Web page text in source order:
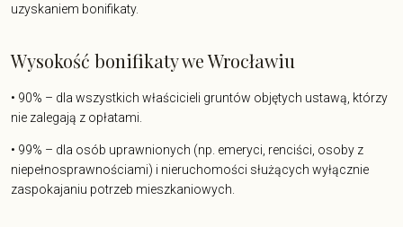
uzyskaniem bonifikaty.
Wysokość bonifikaty we Wrocławiu
• 90% – dla wszystkich właścicieli gruntów objętych ustawą, którzy
nie zalegają z opłatami.
• 99% – dla osób uprawnionych (np. emeryci, renciści, osoby z
niepełnosprawnościami) i nieruchomości służących wyłącznie
zaspokajaniu potrzeb mieszkaniowych.